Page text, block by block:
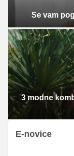
Se vam
3 modne
E-novice